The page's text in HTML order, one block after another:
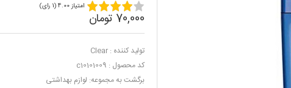
امتیاز 4.00 (1 رای)
70,000 تومان
تولید کننده : Clear
کد محصول : c10101009
برگشت به مجموعه: لوازم بهداشتی